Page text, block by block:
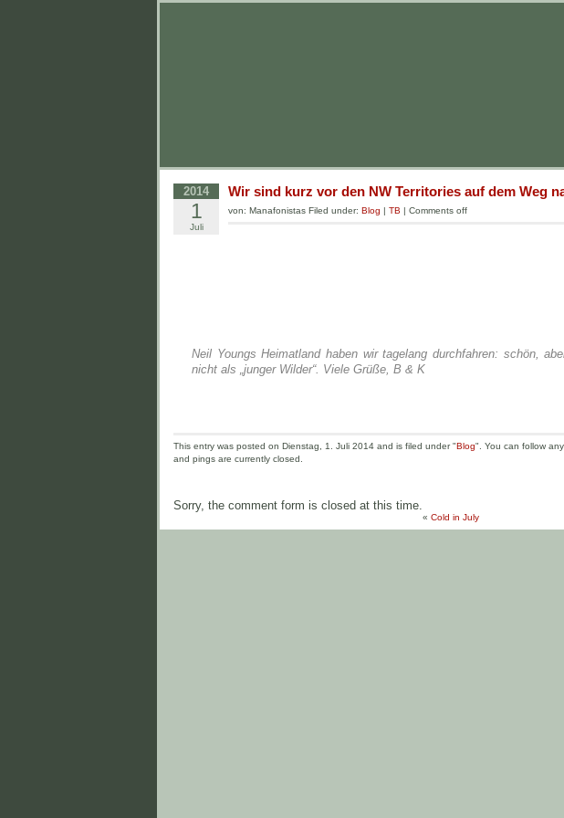
2014
1
Juli
Wir sind kurz vor den NW Territories auf dem Weg
von: Manafonistas Filed under: Blog | TB | Comments off
Neil Youngs Heimatland haben wir tagelang durchfahren: schön,
nicht als „junger Wilder“. Viele Grüße, B & K
This entry was posted on Dienstag, 1. Juli 2014 and is filed under "Blog". You can follow
and pings are currently closed.
Sorry, the comment form is closed at this time.
« Cold in July